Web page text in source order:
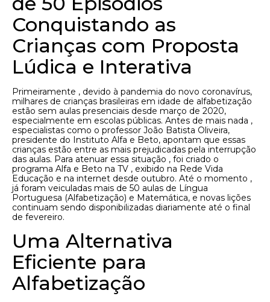
Conquistando as
Crianças com Proposta
Lúdica e Interativa
Primeiramente , devido à pandemia do novo coronavírus,
milhares de crianças brasileiras em idade de alfabetização
estão sem aulas presenciais desde março de 2020,
especialmente em escolas públicas. Antes de mais nada ,
especialistas como o professor João Batista Oliveira,
presidente do Instituto Alfa e Beto, apontam que essas
crianças estão entre as mais prejudicadas pela interrupção
das aulas. Para atenuar essa situação , foi criado o
programa Alfa e Beto na TV , exibido na Rede Vida
Educação e na internet desde outubro. Até o momento ,
já foram veiculadas mais de 50 aulas de Língua
Portuguesa (Alfabetização) e Matemática, e novas lições
continuam sendo disponibilizadas diariamente até o final
de fevereiro.
Uma Alternativa
Eficiente para
Alfabetização